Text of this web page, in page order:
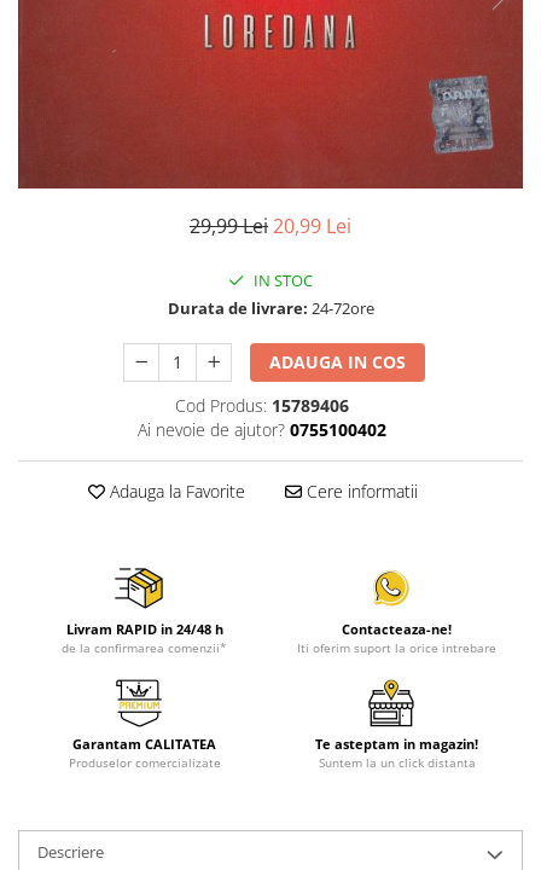
29,99 Lei20,99 Lei
IN STOC
Durata de livrare: 24-72ore
ADAUGA IN COS
Cod Produs: 15789406
Ai nevoie de ajutor? 0755100402
Adauga la Favorite Cere informatii
Livram RAPID in 24/48 h
de la confirmarea comenzii*
Contacteaza-ne!
Iti oferim suport la orice intrebare
Garantam CALITATEA
Produselor comercializate
Te asteptam in magazin!
Suntem la un click distanta
Descriere